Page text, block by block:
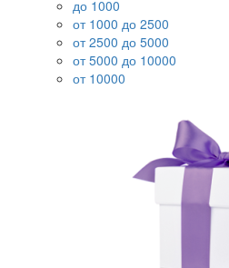
до 1000
от 1000 до 2500
от 2500 до 5000
от 5000 до 10000
от 10000